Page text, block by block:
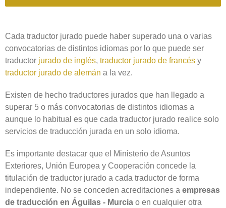
Cada traductor jurado puede haber superado una o varias
convocatorias de distintos idiomas por lo que puede ser
traductor jurado de inglés, traductor jurado de francés y
traductor jurado de alemán a la vez.
Existen de hecho traductores jurados que han llegado a
superar 5 o más convocatorias de distintos idiomas a
aunque lo habitual es que cada traductor jurado realice solo
servicios de traducción jurada en un solo idioma.
Es importante destacar que el Ministerio de Asuntos
Exteriores, Unión Europea y Cooperación concede la
titulación de traductor jurado a cada traductor de forma
independiente. No se conceden acreditaciones a empresas
de traducción en Águilas - Murcia o en cualquier otra